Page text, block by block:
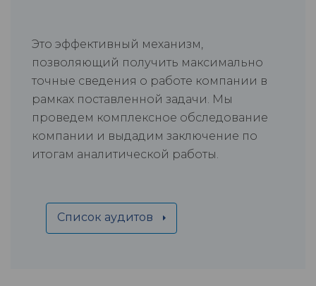
Это эффективный механизм,
позволяющий получить максимально
точные сведения о работе компании в
рамках поставленной задачи. Мы
проведем комплексное обследование
компании и выдадим заключение по
итогам аналитической работы.
Список аудитов